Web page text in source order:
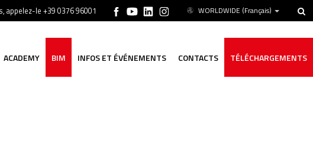
WORLDWIDE (Français)
appelez-le +39 0376 96001
ACADEMY BIM INFOS ET ÉVÉNEMENTS CONTACTS TÉLÉCHARGEMENTS